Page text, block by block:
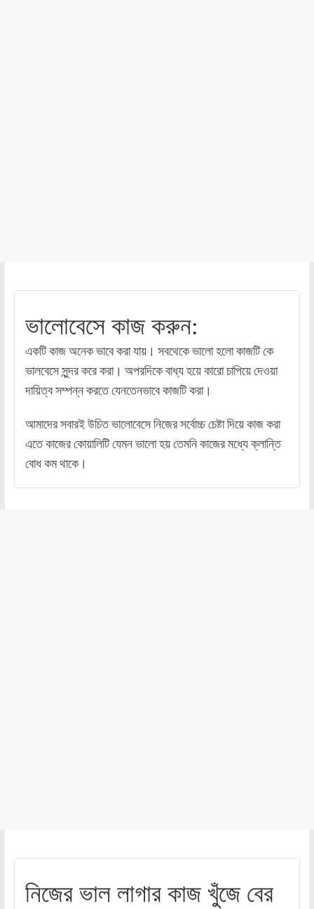
ভালোবেসে কাজ করুন:
একটি কাজ অনেক ভাবে করা যায়। সবথেকে ভালো হলো কাজটি কে
ভালবেসে সুন্দর করে করা। অপরদিকে বাধ্য হয়ে কারো চাপিয়ে দেওয়া
দায়িত্ব সম্পন্ন করতে যেনতেনভাবে কাজটি করা।
আমাদের সবারই উচিত ভালোবেসে নিজের সর্বোচ্চ চেষ্টা দিয়ে কাজ করা
এতে কাজের কোয়ালিটি যেমন ভালো হয় তেমনি কাজের মধ্যে ক্লান্তি
বোধ কম থাকে।
নিজের ভাল লাগার কাজ খুঁজে বের